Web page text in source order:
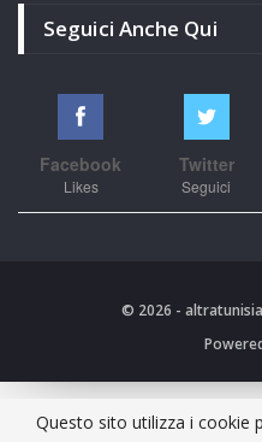
Seguici Anche Qui
Facebook
Likes
Twitter
Seguici
© 2026 -
Questo sito utilizza i cookie